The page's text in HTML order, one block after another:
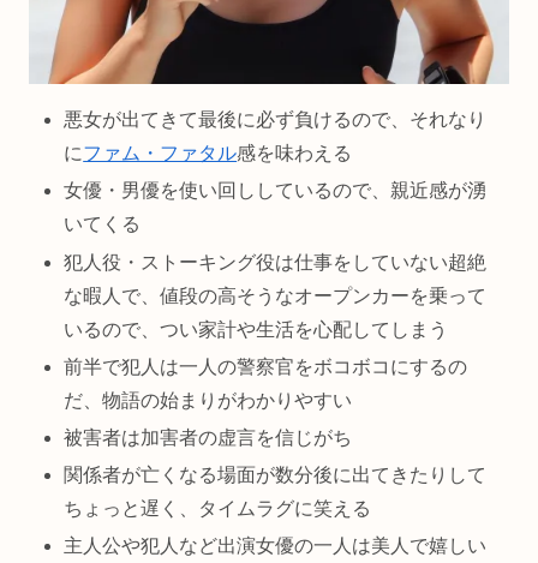
悪女が出てきて最後に必ず負けるので、それなり
にファム・ファタル感を味わえる
女優・男優を使い回ししているので、親近感が湧
いてくる
犯人役・ストーキング役は仕事をしていない超絶
な暇人で、値段の高そうなオープンカーを乗って
いるので、つい家計や生活を心配してしまう
前半で犯人は一人の警察官をボコボコにするの
だ、物語の始まりがわかりやすい
被害者は加害者の虚言を信じがち
関係者が亡くなる場面が数分後に出てきたりして
ちょっと遅く、タイムラグに笑える
主人公や犯人など出演女優の一人は美人で嬉しい